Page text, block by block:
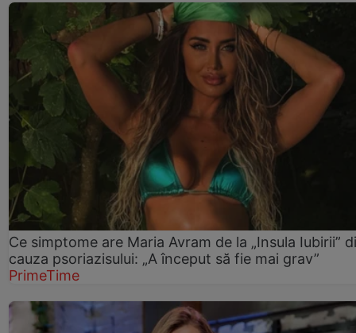
Ce simptome are Maria Avram de la „Insula Iubirii”
cauza psoriazisului: „A început să fie mai grav”
PrimeTime